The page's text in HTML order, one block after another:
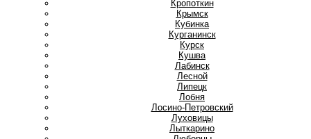
Кропоткин
Крымск
Кубинка
Курганинск
Курск
Кушва
Лабинск
Лесной
Липецк
Лобня
Лосино-Петровский
Луховицы
Лыткарино